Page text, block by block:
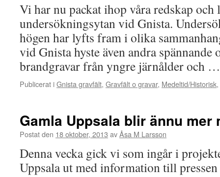
Vi har nu packat ihop våra redskap och
undersökningsytan vid Gnista.
högen har lyfts fram i olika
vid Gnista hyste även andra
brandgravar från yngre järnålder och
Publicerat iGnista gravfält, Gravfält o gravar, Medeltid/Historisk,
Gamla Uppsala blir ännu mer
Postat den 18 oktober, 2013 avÅsa M Larsson
Denna vecka gick vi som ingår i
Uppsala ut med information till